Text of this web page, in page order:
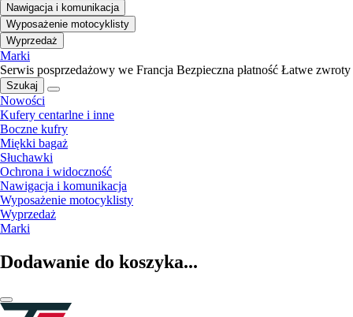
Nawigacja i komunikacja
Wyposażenie motocyklisty
Wyprzedaż
Marki
Serwis posprzedażowy we Francja Bezpieczna płatność Łatwe zwroty
Szukaj
Nowości
Kufery centarlne i inne
Boczne kufry
Miękki bagaż
Słuchawki
Ochrona i widoczność
Nawigacja i komunikacja
Wyposażenie motocyklisty
Wyprzedaż
Marki
Dodawanie do koszyka...